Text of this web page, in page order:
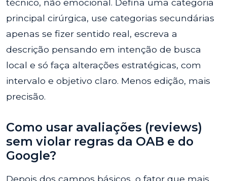
técnico, não emocional. Defina uma categoria
principal cirúrgica, use categorias secundárias
apenas se fizer sentido real, escreva a
descrição pensando em intenção de busca
local e só faça alterações estratégicas, com
intervalo e objetivo claro. Menos edição, mais
precisão.
Como usar avaliações (reviews)
sem violar regras da OAB e do
Google?
Depois dos campos básicos, o fator que mais